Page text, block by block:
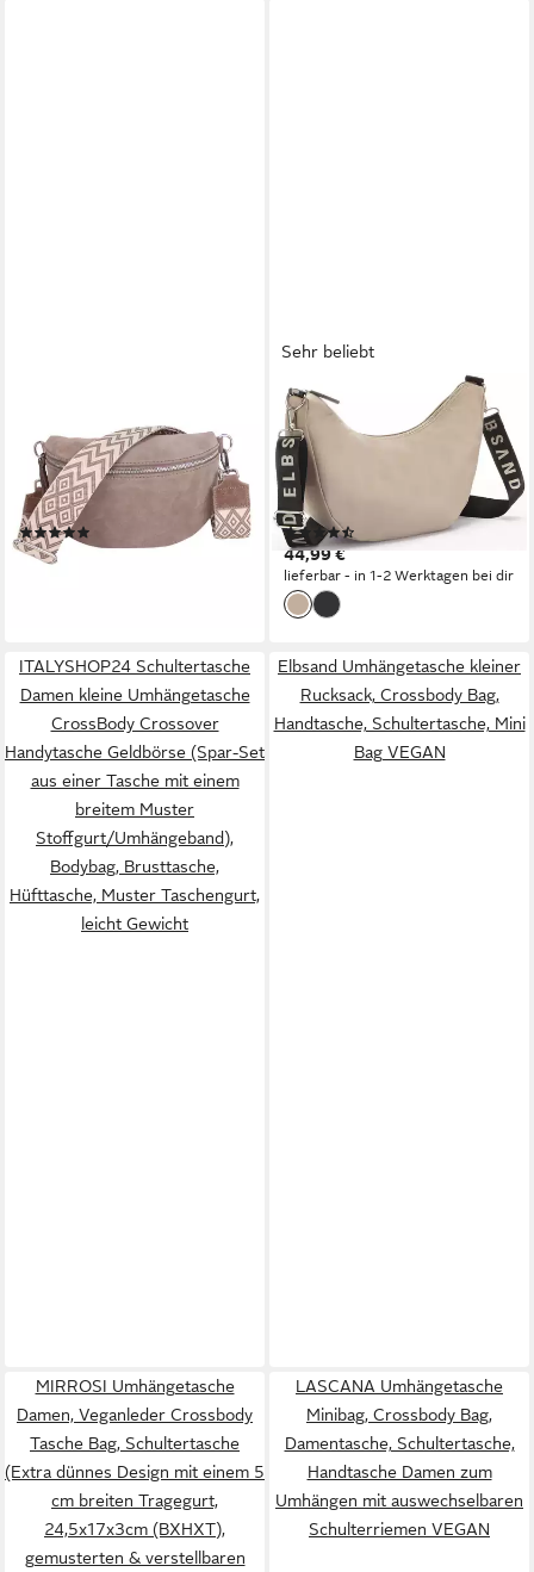
Bauchtasche Damen,
Echtleder,Leder, Made in Italy,
Umhängetasche, Brusttasche,
(Schultertasche für jeden
Anlass (1 Tasche & 2 Gurte),
3 Größen auswählbar),
45,95 €
Sehr beliebt
ELBSAND
Umhängetasche Hobo-Tasche,
Schultertasche, Minibag,
Henkeltasche, Crossbody Bag,
Handtasche Damen zum
Umhängen aus weichem
Material VEGAN
44,99 €
lieferbar - in 1-2 Werktagen bei dir
ITALYSHOP24 Schultertasche
Damen kleine Umhängetasche
CrossBody Crossover
Handytasche Geldbörse (Spar-Set
aus einer Tasche mit einem
breitem Muster
Stoffgurt/Umhängeband),
Bodybag, Brusttasche,
Hüfttasche, Muster Taschengurt,
leicht Gewicht
Elbsand Umhängetasche kleiner
Rucksack, Crossbody Bag,
Handtasche, Schultertasche, Mini
Bag VEGAN
MIRROSI Umhängetasche
Damen, Veganleder Crossbody
Tasche Bag, Schultertasche
(Extra dünnes Design mit einem 5
cm breiten Tragegurt,
24,5x17x3cm (BXHXT),
gemusterten & verstellbaren
LASCANA Umhängetasche
Minibag, Crossbody Bag,
Damentasche, Schultertasche,
Handtasche Damen zum
Umhängen mit auswechselbaren
Schulterriemen VEGAN